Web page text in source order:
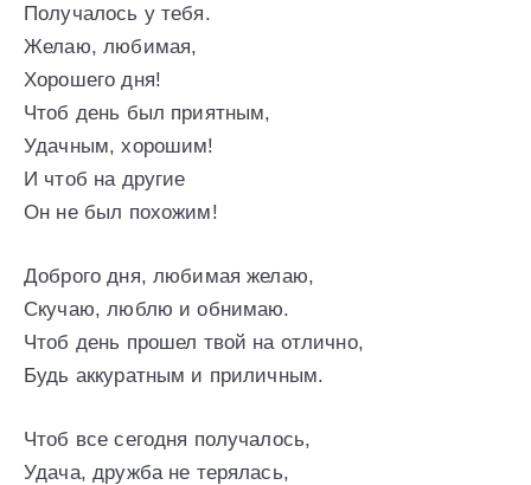
Получалось у тебя.
Желаю, любимая,
Хорошего дня!
Чтоб день был приятным,
Удачным, хорошим!
И чтоб на другие
Он не был похожим!
Доброго дня, любимая желаю,
Скучаю, люблю и обнимаю.
Чтоб день прошел твой на отлично,
Будь аккуратным и приличным.
Чтоб все сегодня получалось,
Удача, дружба не терялась,